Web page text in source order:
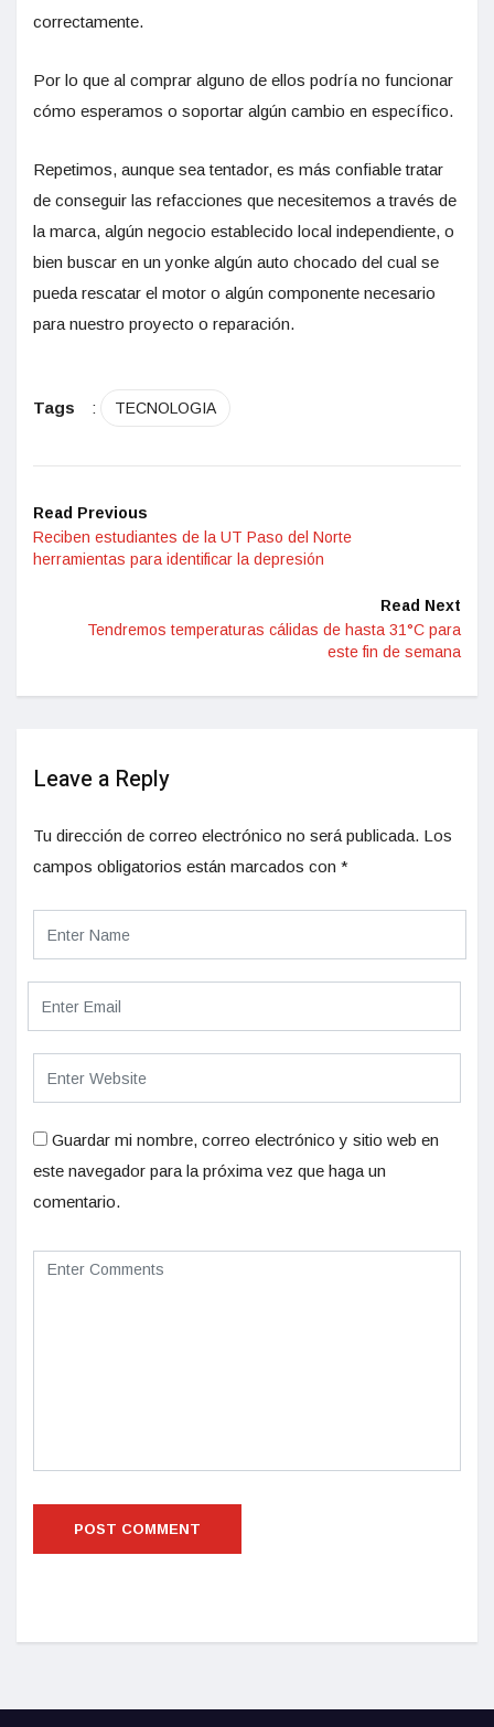
correctamente.
Por lo que al comprar alguno de ellos podría no funcionar
cómo esperamos o soportar algún cambio en específico.
Repetimos, aunque sea tentador, es más confiable tratar
de conseguir las refacciones que necesitemos a través de
la marca, algún negocio establecido local independiente, o
bien buscar en un yonke algún auto chocado del cual se
pueda rescatar el motor o algún componente necesario
para nuestro proyecto o reparación.
Tags : TECNOLOGIA
Read Previous
Reciben estudiantes de la UT Paso del Norte
herramientas para identificar la depresión
Read Next
Tendremos temperaturas cálidas de hasta 31°C para
este fin de semana
Leave a Reply
Tu dirección de correo electrónico no será publicada. Los
campos obligatorios están marcados con *
Guardar mi nombre, correo electrónico y sitio web en
este navegador para la próxima vez que haga un
comentario.